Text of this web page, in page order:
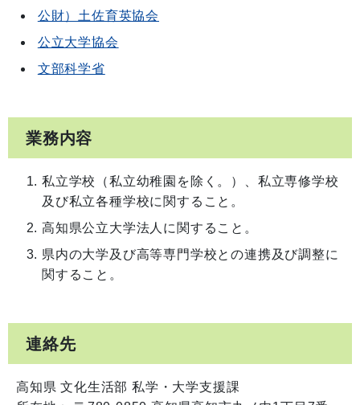
公財）土佐育英協会
公立大学協会
文部科学省
業務内容
私立学校（私立幼稚園を除く。）、私立専修学校
及び私立各種学校に関すること。
高知県公立大学法人に関すること。
県内の大学及び高等専門学校との連携及び調整に
関すること。
連絡先
高知県 文化生活部 私学・大学支援課